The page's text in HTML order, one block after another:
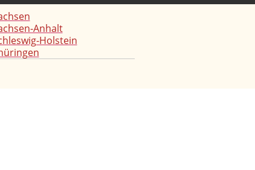
Anhalt
Holstein